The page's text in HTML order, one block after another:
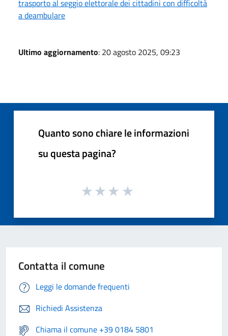
trasporto al seggio elettorale dei cittadini con difficoltà
a deambulare
Ultimo aggiornamento: 20 agosto 2025, 09:23
Quanto sono chiare le informazioni
su questa pagina?
Contatta il comune
Leggi le domande frequenti
Richiedi Assistenza
Chiama il comune +39 0184 5801